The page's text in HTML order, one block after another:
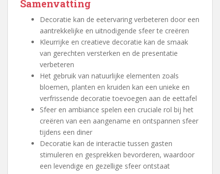
Samenvatting
Decoratie kan de eetervaring verbeteren door een
aantrekkelijke en uitnodigende sfeer te creëren
Kleurrijke en creatieve decoratie kan de smaak
van gerechten versterken en de presentatie
verbeteren
Het gebruik van natuurlijke elementen zoals
bloemen, planten en kruiden kan een unieke en
verfrissende decoratie toevoegen aan de eettafel
Sfeer en ambiance spelen een cruciale rol bij het
creëren van een aangename en ontspannen sfeer
tijdens een diner
Decoratie kan de interactie tussen gasten
stimuleren en gesprekken bevorderen, waardoor
een levendige en gezellige sfeer ontstaat